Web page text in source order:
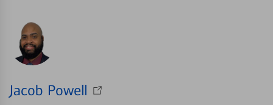
Jacob Powell